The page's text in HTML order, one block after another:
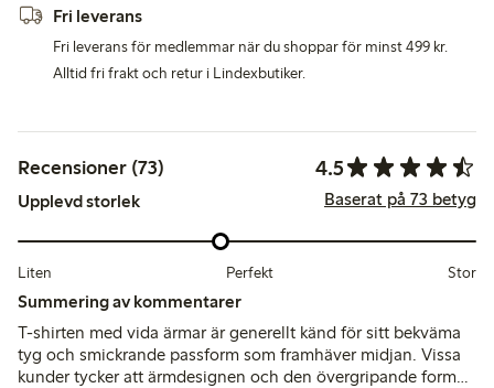
Fri leverans
Fri leverans för medlemmar när du shoppar för minst 499 kr.
Alltid fri frakt och retur i Lindexbutiker.
Recensioner (73) 4.5
Upplevd storlek Baserat på 73 betyg
Liten Perfekt Stor
Summering av kommentarer
T-shirten med vida ärmar är generellt känd för sitt bekväma
tyg och smickrande passform som framhäver midjan. Vissa
kunder tycker att ärmdesignen och den övergripande formen